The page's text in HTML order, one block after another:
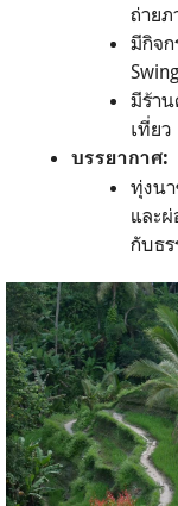
ถ่าย
มีกิจ
มีร้าน
เที่ยว
บรรยากาศ:
ทุ่งน
และ
กับธ